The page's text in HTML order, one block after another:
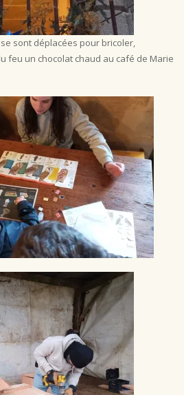
sont déplacées pour bricoler,
feu un chocolat chaud au café de Marie